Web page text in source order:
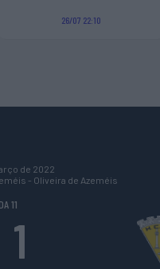
26/07 22:10
de 2022
- Oliveira de Azeméis
11
1